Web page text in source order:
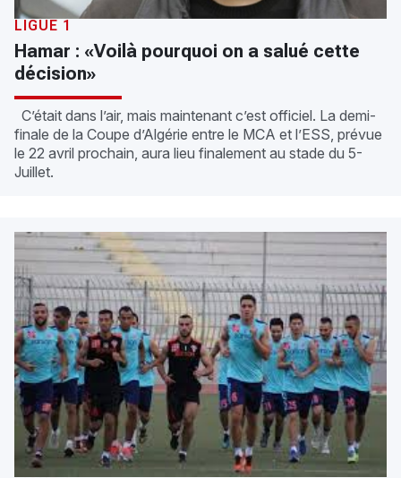
LIGUE 1
Hamar : «Voilà pourquoi on a salué cette
décision»
C’était dans l’air, mais maintenant c’est officiel. La demi-
finale de la Coupe d’Algérie entre le MCA et l’ESS, prévue
le 22 avril prochain, aura lieu finalement au stade du 5-
Juillet.